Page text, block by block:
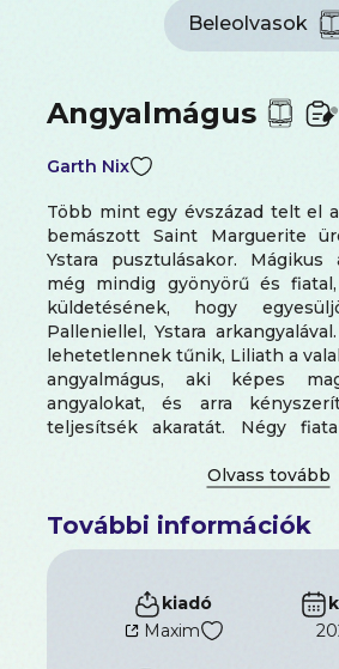
Beleolvasok
Angyalmágus
Garth Nix
Több mint egy évszázad telt el
bemászott Saint Marguerite
Ystara pusztulásakor. Mágikus
még mindig gyönyörű és
küldetésének, hogy
Palleniellel, Ystara
lehetetlennek tűnik, Liliath a
angyalmágus, aki képes
angyalokat, és arra
teljesítsék akaratát. Négy
az elszánt szerencsevadász,
angyali mágia tudósa.
találkozásuk pillanatától fogva
kötődést éreznek egymás
milyen fontos a szerepük.
azzal, Liliath hogyan akarja őket
megvalósításához.
További információk
kiadó
Maxim